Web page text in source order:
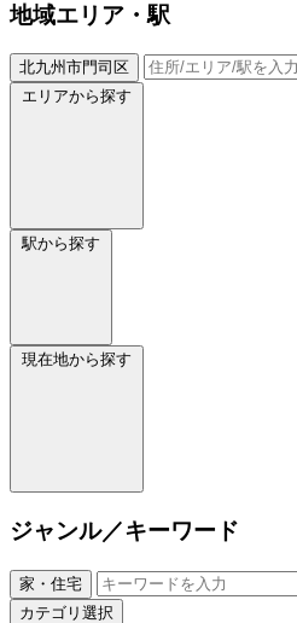
地域エリア・駅
北九州市門司区
エリアから探す
駅から探す
現在地から探す
ジャンル／キーワード
家・住宅
カテゴリ選択